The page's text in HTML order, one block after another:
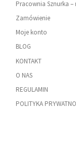
Pracownia Sznurka
Zamówienie
Moje konto
BLOG
KONTAKT
O NAS
REGULAMIN
POLITYKA